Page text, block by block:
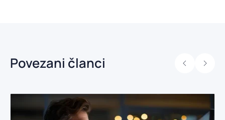
Povezani članci